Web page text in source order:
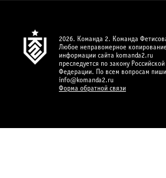
2026. Команда 2. Команда
Любое неправомерное копирование
информации сайта komanda2.ru
преследуется по закону Российской
Федерации. По всем вопросам
info@komanda2.ru
Форма обратной связи